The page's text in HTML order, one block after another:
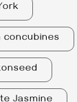
concubines